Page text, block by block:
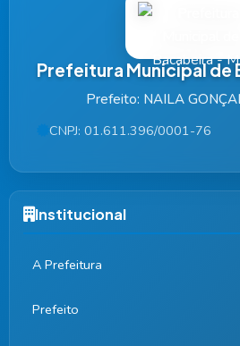
Prefeitura Municipal de
Prefeito: NAILA
CNPJ: 01.611.396/0001-76
Institucional
A Prefeitura
Prefeito